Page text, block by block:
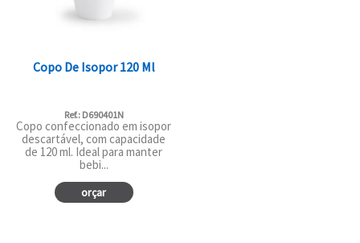
Copo De Isopor 120 Ml
Ref.: D690401N
Copo confeccionado em isopor
descartável, com capacidade
de 120 ml. Ideal para manter
bebi...
orçar